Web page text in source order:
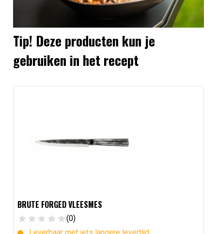
Tip! Deze producten kun je
gebruiken in het recept
BRUTE FORGED VLEESMES
(0)